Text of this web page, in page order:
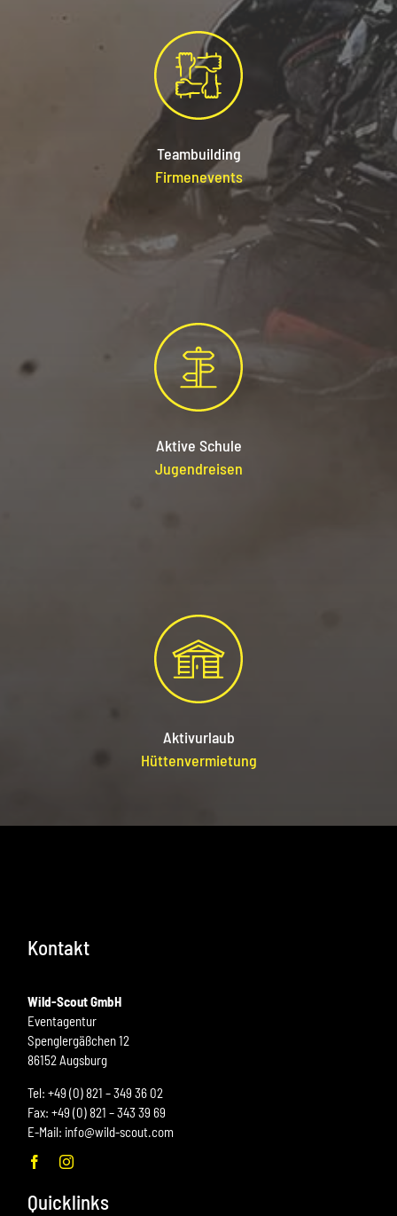
Teambuilding
Firmenevents
Aktive Schule
Jugendreisen
Aktivurlaub
Hüttenvermietung
Kontakt
Wild-Scout GmbH
Eventagentur
Spenglergäßchen 12
86152 Augsburg
Tel:+49 (0) 821 – 349 36 02
Fax: +49 (0) 821 – 343 39 69
E-Mail: info@wild-scout.com
Quicklinks